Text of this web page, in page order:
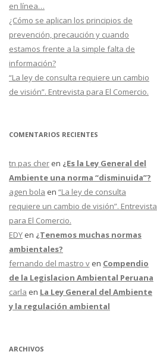
en línea…
¿Cómo se aplican los principios de
prevención, precaución y cuando
estamos frente a la simple falta de
información?
“La ley de consulta requiere un cambio
de visión”. Entrevista para El Comercio.
COMENTARIOS RECIENTES
tn pas cher en ¿Es la Ley General del
Ambiente una norma “disminuida”?
agen bola en “La ley de consulta
requiere un cambio de visión”. Entrevista
para El Comercio.
EDY en ¿Tenemos muchas normas
ambientales?
fernando del mastro v en Compendio
de la Legislacion Ambiental Peruana
carla en La Ley General del Ambiente
y la regulación ambiental
ARCHIVOS